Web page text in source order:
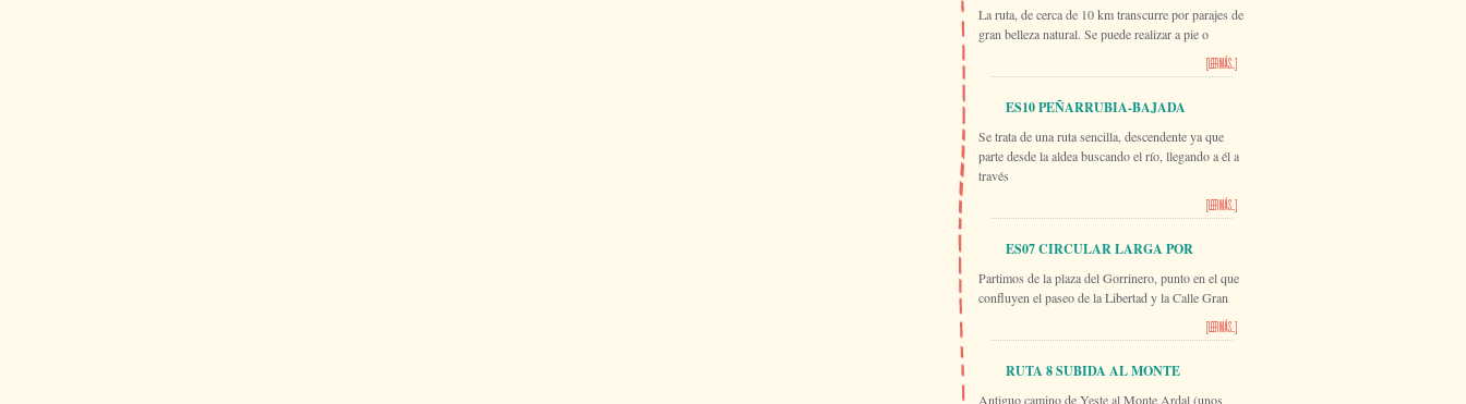
La ruta, de cerca de 10 km transcurre por parajes de
gran belleza natural. Se puede realizar a pie o
[LEER MÁS...]
ES10 PEÑARRUBIA-BAJADA
RÍO SEGURA
Se trata de una ruta sencilla, descendente ya que
parte desde la aldea buscando el río, llegando a él a
través
[LEER MÁS...]
ES07 CIRCULAR LARGA POR
VILLARES
Partimos de la plaza del Gorrinero, punto en el que
confluyen el paseo de la Libertad y la Calle Gran
[LEER MÁS...]
RUTA 8 SUBIDA AL MONTE
Antiguo camino de Yeste al Monte Ardal (unos